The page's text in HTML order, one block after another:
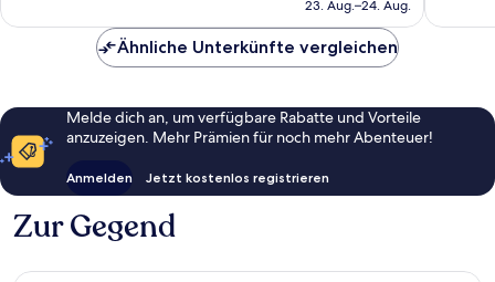
23. Aug.–24. Aug.
Ähnliche Unterkünfte vergleichen
Melde dich an, um verfügbare Rabatte und Vorteile
anzuzeigen. Mehr Prämien für noch mehr Abenteuer!
Anmelden Jetzt kostenlos registrieren
Zur Gegend